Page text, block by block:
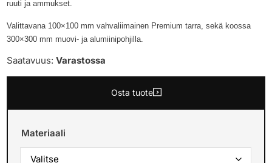
ruuti ja ammukset.
Valittavana 100×100 mm vahvaliimainen Premium tarra, sekä koossa
300×300 mm muovi- ja alumiinipohjilla.
Saatavuus:Varastossa
Osta tuote
Materiaali